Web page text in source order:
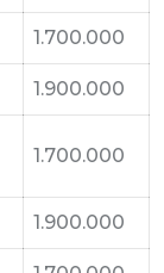
1.700.000
1.900.000
1.700.000
1.900.000